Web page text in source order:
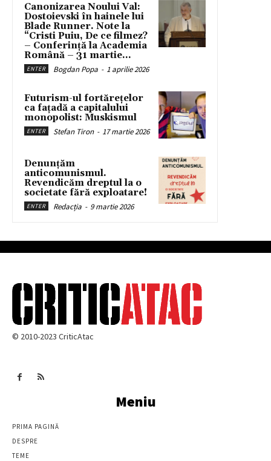
Canonizarea Noului Val:
Dostoievski în hainele lui
Blade Runner. Note la
“Cristi Puiu, De ce filmez?
– Conferință la Academia
Română – 31 martie...
ENTER Bogdan Popa - 1 aprilie 2026
Futurism-ul fortărețelor
ca fațadă a capitalului
monopolist: Muskismul
ENTER Stefan Tiron - 17 martie 2026
Denunțăm
anticomunismul.
Revendicăm dreptul la o
societate fără exploatare!
ENTER Redacția - 9 martie 2026
© 2010-2023 CriticAtac
Meniu
PRIMA PAGINĂ
DESPRE
TEME